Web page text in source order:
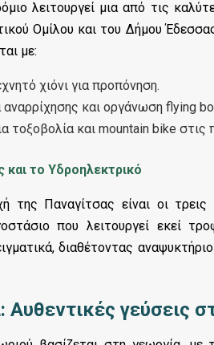
λειτουργεί μια από τις
Ομίλου και του Δήμου
με:
χιόνι για προπόνηση.
αναρρίχησης και οργάνωση flying
τοξοβολία και mountain bike στις
και το Υδροηλεκτρικό
της Παναγίτσας είναι οι τρεις
που λειτουργεί εκεί
διαθέτοντας
Αυθεντικές γεύσεις